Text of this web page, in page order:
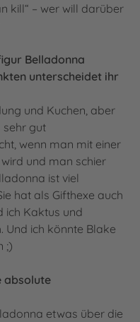
kill“ – wer will darüber
Belladonna
unterscheidet ihr
und Kuchen, aber
sehr gut
wenn man mit einer
und man schier
ist viel
hat als Gifthexe auch
ich Kaktus und
Und ich könnte Blake
;)
absolute
etwas über die